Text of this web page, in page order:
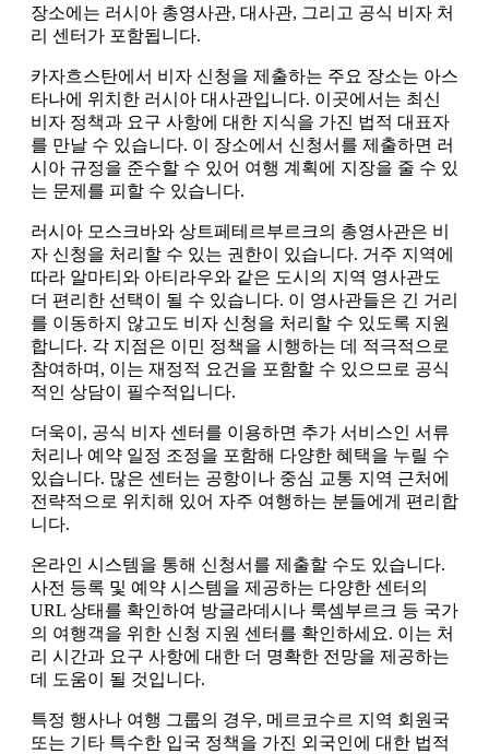
장소에는 러시아 총영사관, 대사관, 그리고 공식 비자 처
리 센터가 포함됩니다.
카자흐스탄에서 비자 신청을 제출하는 주요 장소는 아스
타나에 위치한 러시아 대사관입니다. 이곳에서는 최신
비자 정책과 요구 사항에 대한 지식을 가진 법적 대표자
를 만날 수 있습니다. 이 장소에서 신청서를 제출하면 러
시아 규정을 준수할 수 있어 여행 계획에 지장을 줄 수 있
는 문제를 피할 수 있습니다.
러시아 모스크바와 상트페테르부르크의 총영사관은 비
자 신청을 처리할 수 있는 권한이 있습니다. 거주 지역에
따라 알마티와 아티라우와 같은 도시의 지역 영사관도
더 편리한 선택이 될 수 있습니다. 이 영사관들은 긴 거리
를 이동하지 않고도 비자 신청을 처리할 수 있도록 지원
합니다. 각 지점은 이민 정책을 시행하는 데 적극적으로
참여하며, 이는 재정적 요건을 포함할 수 있으므로 공식
적인 상담이 필수적입니다.
더욱이, 공식 비자 센터를 이용하면 추가 서비스인 서류
처리나 예약 일정 조정을 포함해 다양한 혜택을 누릴 수
있습니다. 많은 센터는 공항이나 중심 교통 지역 근처에
전략적으로 위치해 있어 자주 여행하는 분들에게 편리합
니다.
온라인 시스템을 통해 신청서를 제출할 수도 있습니다.
사전 등록 및 예약 시스템을 제공하는 다양한 센터의
URL 상태를 확인하여 방글라데시나 룩셈부르크 등 국가
의 여행객을 위한 신청 지원 센터를 확인하세요. 이는 처
리 시간과 요구 사항에 대한 더 명확한 전망을 제공하는
데 도움이 될 것입니다.
특정 행사나 여행 그룹의 경우, 메르코수르 지역 회원국
또는 기타 특수한 입국 정책을 가진 외국인에 대한 법적